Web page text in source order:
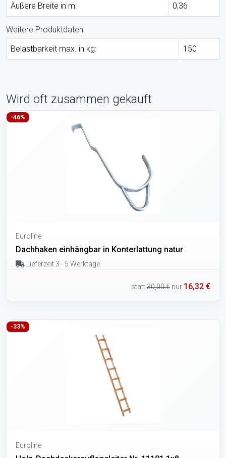
Äußere Breite in m: 0,36
Weitere Produktdaten
Belastbarkeit max. in kg:
150
Wird oft zusammen gekauft
-46%
Euroline
Dachhaken einhängbar in Konterlattung natur
Lieferzeit 3 - 5 Werktage
statt30,00 € nur 16,32 €
-33%
Euroline